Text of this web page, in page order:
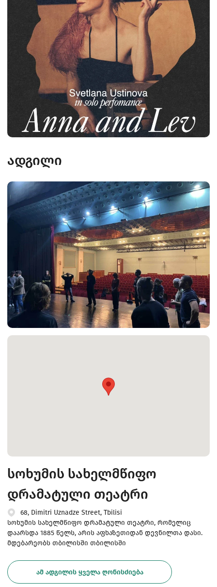
ადგილი
სოხუმის სახელმწიფო
დრამატული თეატრი
68, Dimitri Uznadze Street, Tbilisi
სოხუმის სახელმწიფო დრამატული თეატრი, რომელიც
დაარსდა 1885 წელს, არის აფხაზეთიდან დევნილთა დასი.
მდებარეობს თბილისში თბილისში
ᲐᲛ ᲐᲓᲒᲘᲚᲘᲡ ᲧᲕᲔᲚᲐ ᲦᲝᲜᲘᲡᲫᲘᲔᲑᲐ